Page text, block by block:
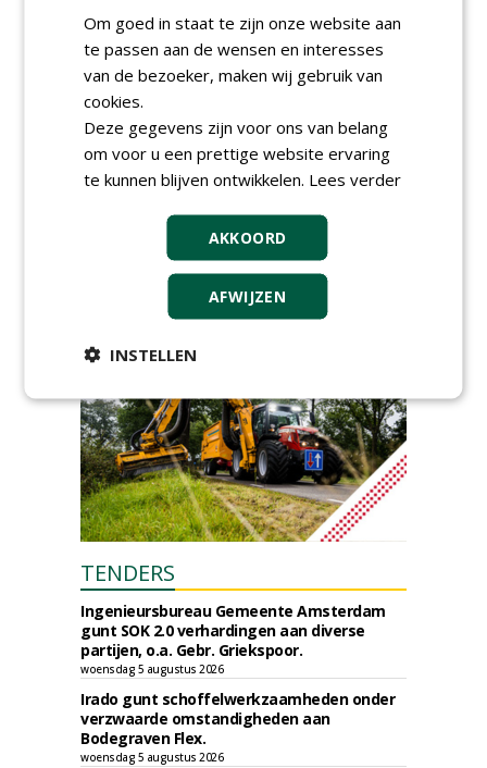
2026: integrale keuzes
centraal in Zaanstad
donderdag 3 september 2026
dat natuurinclusieve
ambities stranden
dinsdag 8 september 2026
Rooftop Symposium viert
vrijdag 18 september 2026
TENDERS
Ingenieursbureau Gemeente Amsterdam
gunt SOK 2.0 verhardingen aan diverse
partijen, o.a. Gebr. Griekspoor.
woensdag 5 augustus 2026
Irado gunt schoffelwerkzaamheden onder
verzwaarde omstandigheden aan
Bodegraven Flex.
woensdag 5 augustus 2026
Om goed in staat te zijn onze website aan
te passen aan de wensen en interesses
van de bezoeker, maken wij gebruik van
cookies.
Deze gegevens zijn voor ons van belang
om voor u een prettige website ervaring
te kunnen blijven ontwikkelen. Lees verder
AKKOORD
AFWIJZEN
INSTELLEN